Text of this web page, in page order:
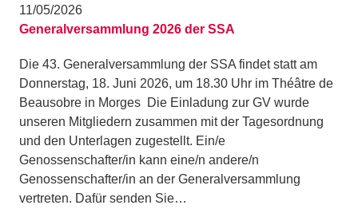
11/05/2026
Generalversammlung 2026 der SSA
Die 43. Generalversammlung der SSA findet statt am
Donnerstag, 18. Juni 2026, um 18.30 Uhr im Théâtre de
Beausobre in Morges Die Einladung zur GV wurde
unseren Mitgliedern zusammen mit der Tagesordnung
und den Unterlagen zugestellt. Ein/e
Genossenschafter/in kann eine/n andere/n
Genossenschafter/in an der Generalversammlung
vertreten. Dafür senden Sie…